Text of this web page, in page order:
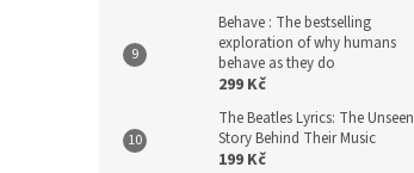
Behave : The bestselling
exploration of why humans
behave as they do
299 Kč
The Beatles Lyrics: The Unseen
Story Behind Their Music
199 Kč